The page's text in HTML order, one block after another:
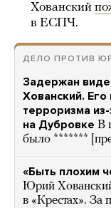
Хованский
в ЕСПЧ.
ДЕЛО ПРОТИВ
Задержан
Хованский.
терроризма
на Дубровке В
было *******
«Быть плохим
Юрий
в «Крестах». За